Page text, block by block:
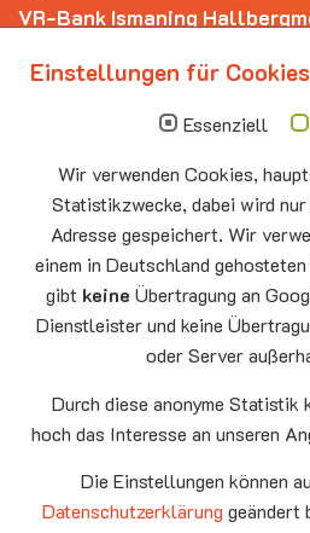
VR-Bank Ismaning
Die nächsten Termine
10.00 - 11.00
Montag
15.00 - 17.00
10.08
Senioren-
Mittwoch
20.00 Offenes
Godtimes
Facebook
YouTube
Einstellungen für Cookies
Essenziell
Wir verwenden Cookies,
Statistikzwecke, dabei wird
Adresse gespeichert. Wir
einem in Deutschland
gibt keine Übertragung an
Dienstleister und keine
oder Server
Durch diese anonyme Statistik
hoch das Interesse an unseren
Die Einstellungen können
Datenschutzerklärung geändert